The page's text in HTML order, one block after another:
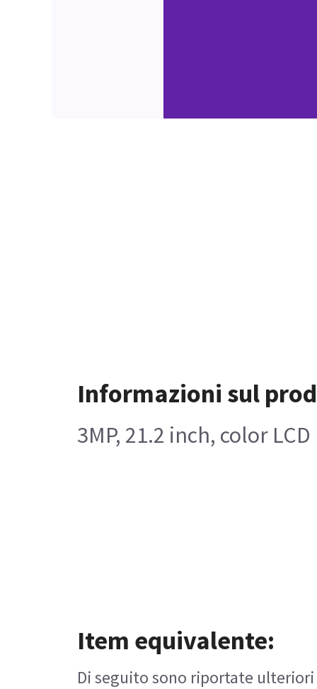
Informazioni sul
3MP, 21.2 inch, color
Item equivalente:
Di seguito sono riportate